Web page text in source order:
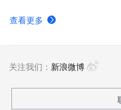
查看更多
关注我们： 新浪微博